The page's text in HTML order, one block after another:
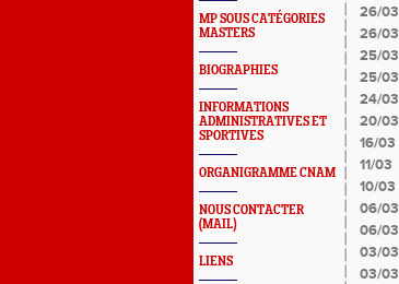
MP SOUS CATÉGORIES
MASTERS
BIOGRAPHIES
INFORMATIONS
ADMINISTRATIVES ET
SPORTIVES
ORGANIGRAMME CNAM
NOUS CONTACTER
(MAIL)
LIENS
26/03
26/03
25/03
25/03
24/03
20/03
16/03
11/03
10/03
06/03
06/03
03/03
03/03